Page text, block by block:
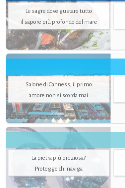
Le sagre dove gustare tutto
il sapore più profondo del mare
Salone di Canness, il primo
amore non si scorda mai
La pietra più preziosa?
Protegge chi naviga